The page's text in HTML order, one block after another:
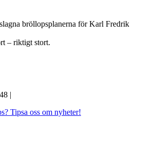
bröllopsplanerna för Karl Fredrik
– riktigt stort.
|
Tipsa oss om nyheter!